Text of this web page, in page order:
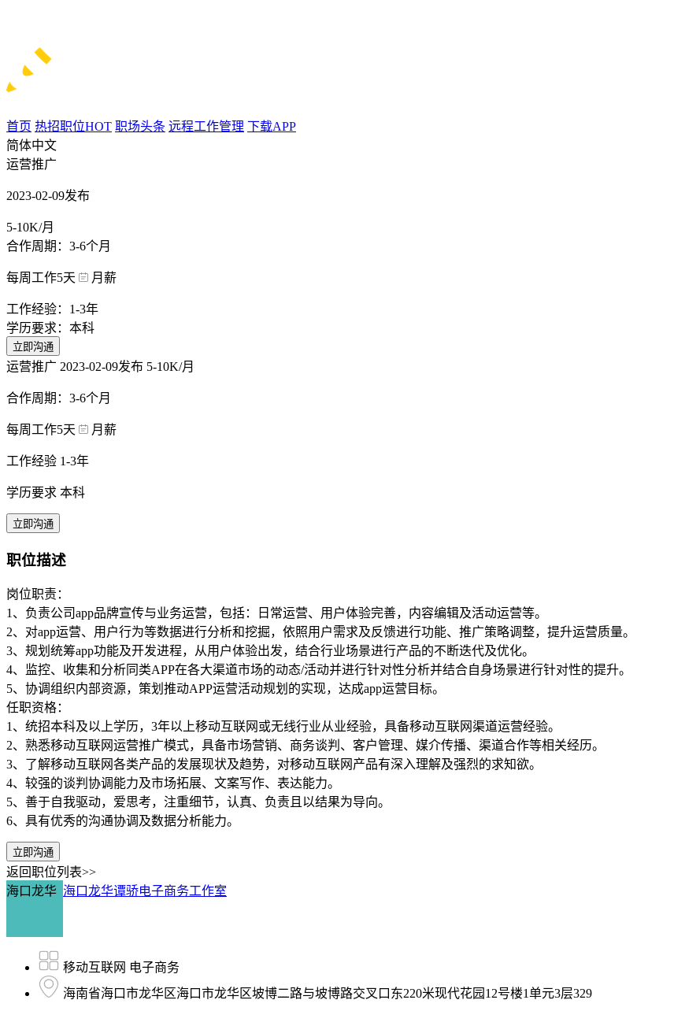
首页 热招职位HOT 职场头条 远程工作管理 下载APP
简体中文
运营推广
2023-02-09发布
5-10K/月
合作周期：3-6个月
每周工作5天 月薪
工作经验：1-3年
学历要求：本科
立即沟通
运营推广 2023-02-09发布 5-10K/月
合作周期：3-6个月
每周工作5天 月薪
工作经验 1-3年
学历要求 本科
立即沟通
职位描述
岗位职责：
1、负责公司app品牌宣传与业务运营，包括：日常运营、用户体验完善，内容编辑及活动运营等。
2、对app运营、用户行为等数据进行分析和挖掘，依照用户需求及反馈进行功能、推广策略调整，提升运营质量。
3、规划统筹app功能及开发进程，从用户体验出发，结合行业场景进行产品的不断迭代及优化。
4、监控、收集和分析同类APP在各大渠道市场的动态/活动并进行针对性分析并结合自身场景进行针对性的提升。
5、协调组织内部资源，策划推动APP运营活动规划的实现，达成app运营目标。
任职资格：
1、统招本科及以上学历，3年以上移动互联网或无线行业从业经验，具备移动互联网渠道运营经验。
2、熟悉移动互联网运营推广模式，具备市场营销、商务谈判、客户管理、媒介传播、渠道合作等相关经历。
3、了解移动互联网各类产品的发展现状及趋势，对移动互联网产品有深入理解及强烈的求知欲。
4、较强的谈判协调能力及市场拓展、文案写作、表达能力。
5、善于自我驱动，爱思考，注重细节，认真、负责且以结果为导向。
6、具有优秀的沟通协调及数据分析能力。
立即沟通
返回职位列表>>
海口龙华 海口龙华谭骄电子商务工作室
移动互联网 电子商务
海南省海口市龙华区海口市龙华区坡博二路与坡博路交叉口东220米现代花园12号楼1单元3层329